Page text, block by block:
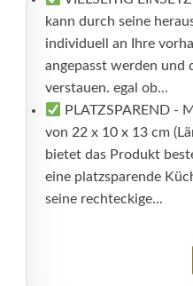
kann durch seine
individuell an Ihre
angepasst werden und
verstauen. egal ob...
PLATZSPAREND -
von 22 x 10 x 13 cm
bietet das Produkt
eine platzsparende
seine rechteckige...